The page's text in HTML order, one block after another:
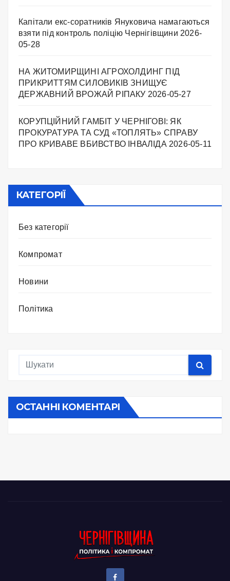
Капітали екс-соратників Януковича намагаються
взяти під контроль поліцію Чернігівщини 2026-
05-28
НА ЖИТОМИРЩИНІ АГРОХОЛДИНГ ПІД
ПРИКРИТТЯМ СИЛОВИКІВ ЗНИЩУЄ
ДЕРЖАВНИЙ ВРОЖАЙ РІПАКУ ​ 2026-05-27
КОРУПЦІЙНИЙ ГАМБІТ У ЧЕРНІГОВІ: ЯК
ПРОКУРАТУРА ТА СУД «ТОПЛЯТЬ» СПРАВУ
ПРО КРИВАВЕ ВБИВСТВО ІНВАЛІДА 2026-05-11
КАТЕГОРІЇ
Без категорії
Компромат
Новини
Політика
ОСТАННІ КОМЕНТАРІ